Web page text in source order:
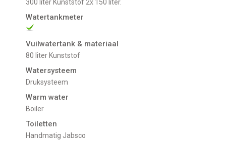
300 liter Kunststof 2x 150 liter.
Watertankmeter
Vuilwatertank & materiaal
80 liter Kunststof
Watersysteem
Druksysteem
Warm water
Boiler
Toiletten
Handmatig Jabsco